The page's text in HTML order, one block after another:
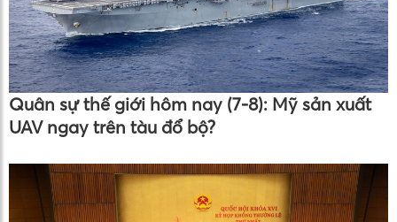
Quân sự thế giới hôm nay (7-8): Mỹ sản xuất
UAV ngay trên tàu đổ bộ?